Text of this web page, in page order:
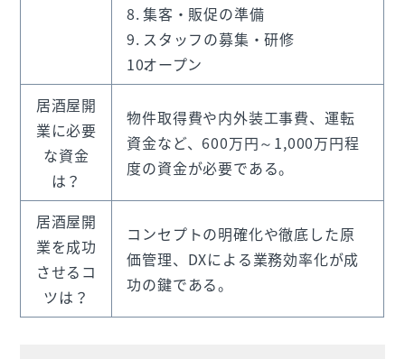
集客・販促の準備
スタッフの募集・研修
オープン
居酒屋開
業に必要
な資金
は？
物件取得費や内外装工事費、運転
資金など、600万円～1,000万円程
度の資金が必要である。
居酒屋開
業を成功
させるコ
ツは？
コンセプトの明確化や徹底した原
価管理、DXによる業務効率化が成
功の鍵である。